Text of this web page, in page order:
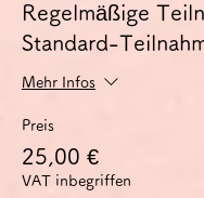
Regelmäßige
Standard-
Mehr Infos
Preis
25,00 €
VAT inbegriffen